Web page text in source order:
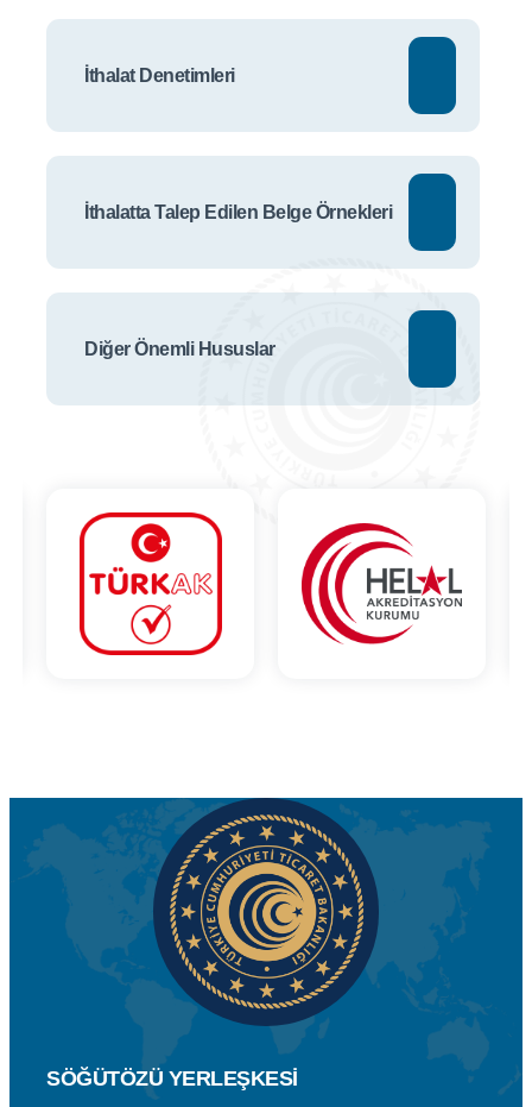
İthalat Denetimleri
İthalatta Talep Edilen Belge Örnekleri
Diğer Önemli Hususlar
SÖĞÜTÖZÜ YERLEŞKESİ